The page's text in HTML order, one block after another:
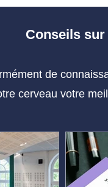
Conseils
de
cerveau votre